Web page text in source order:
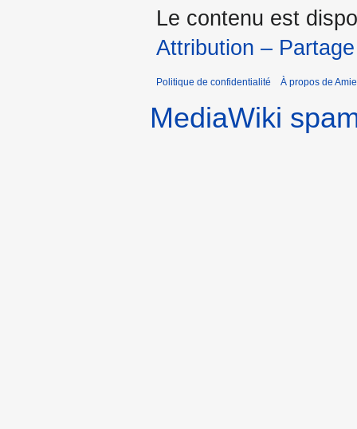
Le contenu est
Attribution –
Politique de confidentialité À propos de
MediaWiki